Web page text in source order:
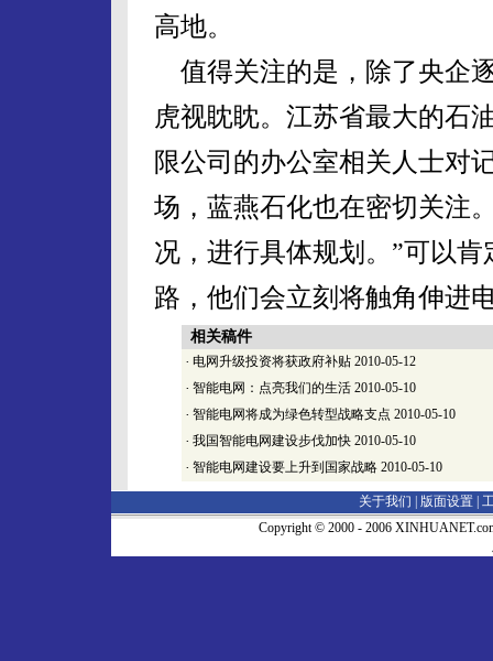
高地。
值得关注的是，除了央企
虎视眈眈。江苏省最大的石
限公司的办公室相关人士对
场，蓝燕石化也在密切关注
况，进行具体规划。”可以
路，他们会立刻将触角伸进
相关稿件
· 电网升级投资将获政府补贴 2010-05-12
· 智能电网：点亮我们的生活 2010-05-10
· 智能电网将成为绿色转型战略支点 2010-05-10
· 我国智能电网建设步伐加快 2010-05-10
· 智能电网建设要上升到国家战略 2010-05-10
关于我们 | 版面设置
Copyright © 2000 - 2006